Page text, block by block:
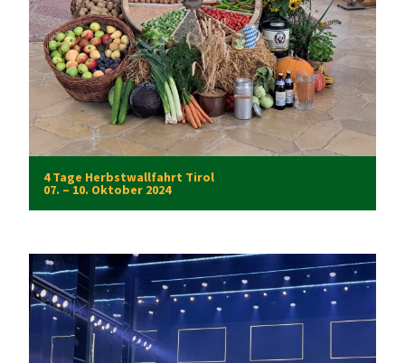
4 Tage Herbstwallfahrt Tirol
07. – 10. Oktober 2024